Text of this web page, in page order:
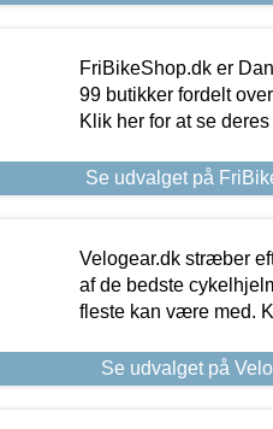
FriBikeShop.dk er
99 butikker fordelt
Klik her for at se
Se udvalget på
Velogear.dk stræber
af de bedste
fleste kan være med.
Se udvalget på